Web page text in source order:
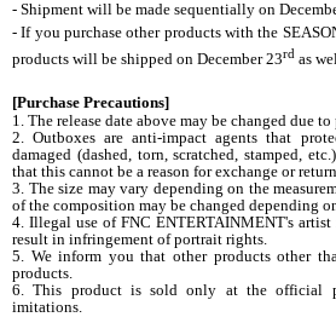
- Shipment will be made sequentially on
- If you purchase other products with the
products will be shipped on December 23rd as
[Purchase Precautions]
1. The release date above may be changed due
2. Outboxes are anti-impact agents that
damaged (dashed, torn, scratched, stamped,
that this cannot be a reason for exchange or return.
3. The size may vary depending on the
of the composition may be changed depending
4. Illegal use of FNC ENTERTAINMENT's
result in infringement of portrait rights.
5. We inform you that other products other
products.
6. This product is sold only at the official
imitations.